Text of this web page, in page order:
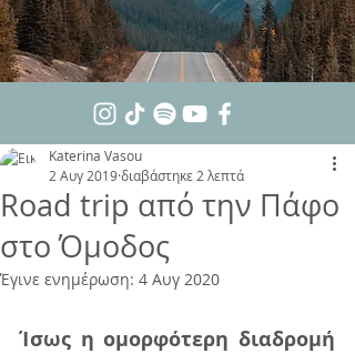
Road trip από την Πάφο
στο Όμοδος
Katerina Vasou
2 Αυγ 2019διαβάστηκε 2 λεπτά
Έγινε ενημέρωση: 4 Αυγ 2020
Ίσως η ομορφότερη διαδρομή